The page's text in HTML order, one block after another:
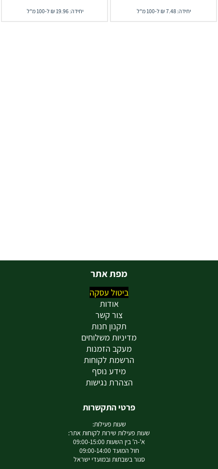
יחידה: 7.48 ₪ ל-100 מ"ל יחידה: 19.96 ₪ ל-100 מ"ל
מפת אתר
ביטול עסקה
אודות
צור קשר
תקנון חנות
מדיניות משלוחים
מעקב הזמנות
הרשמת לקוחות
מידע נוסף
הצהרת נגישות
פרטי התקשרות
שעות פעילות:
שעות פעילות שירות לקוחות אתר:
א'-ה' בין השעות 09:00-15:00
חול המועד 09:00-14:00
סגור בשבתות ובמועדי ישראל